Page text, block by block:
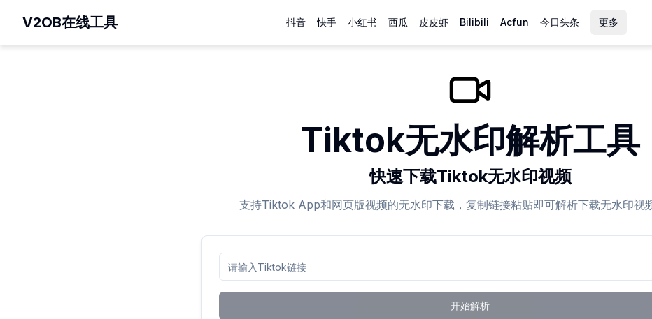
V2OB在线工具 抖音 快手 小红书 西瓜 皮皮虾 Bilibili Acfun 今日头条 更多
Tiktok无水印解析工具
快速下载Tiktok无水印视频
支持Tiktok App和网页版视频的无水印下载，复制链接粘贴即可解析下载无水印视
开始解析